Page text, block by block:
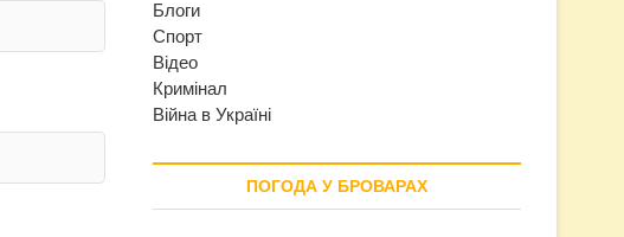
Блоги
Спорт
Відео
Кримінал
Війна в Україні
ПОГОДА У БРОВАРАХ